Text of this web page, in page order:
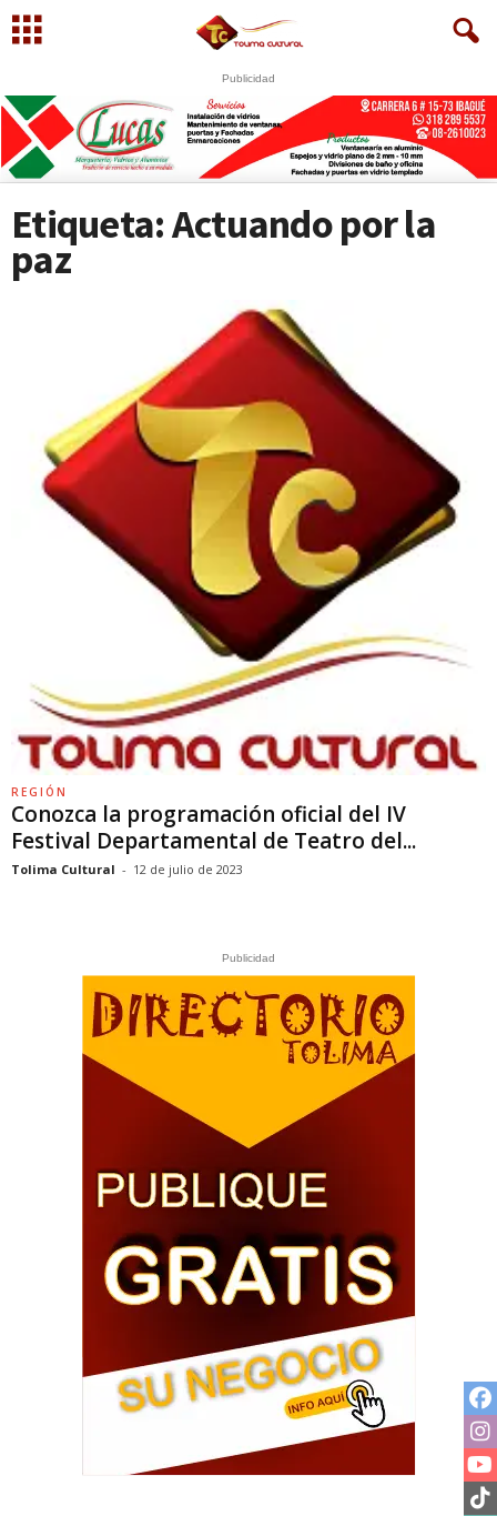
Publicidad
Etiqueta: Actuando por la
paz
REGIÓN
Conozca la programación oficial del IV
Festival Departamental de Teatro del...
Tolima Cultural - 12 de julio de 2023
Publicidad